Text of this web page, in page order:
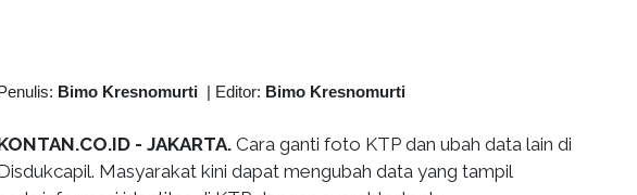
Bimo Kresnomurti | Editor: Bimo Kresnomurti
- JAKARTA. Cara ganti foto KTP dan ubah data lain di
Masyarakat kini dapat mengubah data yang tampil